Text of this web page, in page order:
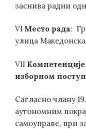
заснива радни
VI Место рада:
улица Македонска
VII Компетенције
изборном
Сагласно члану
аутономним
самоуправе, при